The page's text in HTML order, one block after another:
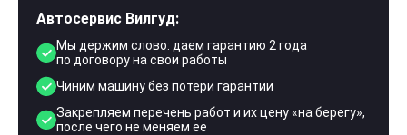
Автосервис Вилгуд:
Мы держим слово: даем гарантию 2 года
по договору на свои работы
Чиним машину без потери гарантии
Закрепляем перечень работ и их цену «на берегу»,
после чего не меняем ее